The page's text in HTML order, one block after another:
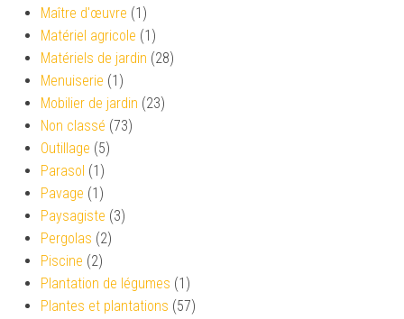
Maître d'œuvre (1)
Matériel agricole (1)
Matériels de jardin (28)
Menuiserie (1)
Mobilier de jardin (23)
Non classé (73)
Outillage (5)
Parasol (1)
Pavage (1)
Paysagiste (3)
Pergolas (2)
Piscine (2)
Plantation de légumes (1)
Plantes et plantations (57)